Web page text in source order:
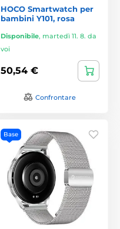
HOCO Smartwatch per
bambini Y101, rosa
Disponibile, martedì 11. 8. da
voi
50,54 €
Confrontare
Base